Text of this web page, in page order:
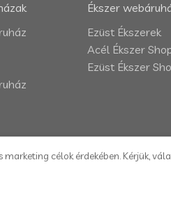
Ékszer
Ezüst Ékszerek
Acél Ékszer
Ezüst Ékszer
célok érdekében. Kérjük,